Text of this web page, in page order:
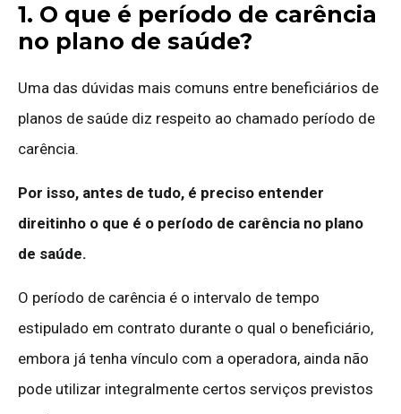
1. O que é período de carência
no plano de saúde?
Uma das dúvidas mais comuns entre beneficiários de
planos de saúde diz respeito ao chamado período de
carência.
Por isso, antes de tudo, é preciso entender
direitinho o que é o período de carência no plano
de saúde.
O período de carência é o intervalo de tempo
estipulado em contrato durante o qual o beneficiário,
embora já tenha vínculo com a operadora, ainda não
pode utilizar integralmente certos serviços previstos